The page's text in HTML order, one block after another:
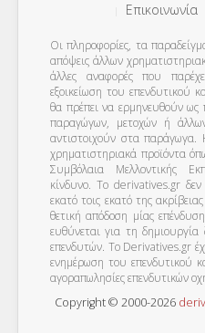
Επικοινωνία
Οι πληροφορίες, τα
απόψεις άλλων
άλλες αναφορές που
εξοικείωση του επενδυτικού
θα πρέπει να ερμηνευθούν
παραγώγων, μετοχών ή
αντιστοιχούν στα
χρηματιστηριακά προϊόντα
Συμβόλαια Μελλοντικής
κίνδυνο. Το derivatives.gr δεν
εκατό τοις εκατό της
θετική απόδοση μίας
ευθύνεται για τη
επενδυτών. To Derivatives.gr
ενημέρωση του επενδυτικού
αγοραπωλησίες επενδυτικών
Copyright © 2000-2026